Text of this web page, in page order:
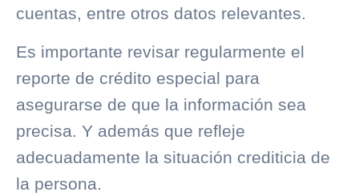
cuentas, entre otros datos relevantes.
Es importante revisar regularmente el
reporte de crédito especial para
asegurarse de que la información sea
precisa. Y además que refleje
adecuadamente la situación crediticia de
la persona.